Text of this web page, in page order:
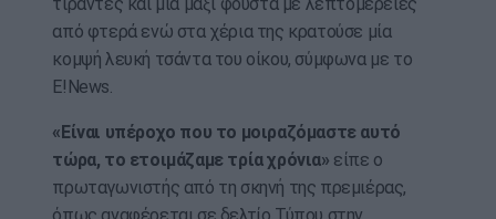
από φτερά ενώ στα χέρια της κρατούσε μία
κομψή λευκή τσάντα του οίκου, σύμφωνα με το
E!News.
«Είναι υπέροχο που το μοιραζόμαστε αυτό
τώρα, το ετοιμάζαμε τρία χρόνια» είπε ο
πρωταγωνιστής από τη σκηνή της πρεμιέρας,